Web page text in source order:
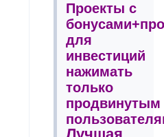
Проекты с
для
инвестиций
нажимать
только
продвинутым